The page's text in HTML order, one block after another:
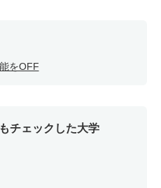
をOFF
チェックした大学